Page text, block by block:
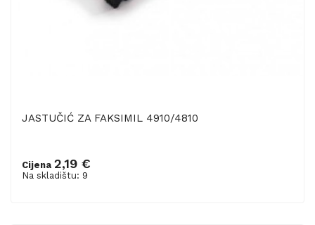
JASTUČIĆ ZA FAKSIMIL 4910/4810
Cijena 2,19 €
Na skladištu: 9
Dodaj u košaricu